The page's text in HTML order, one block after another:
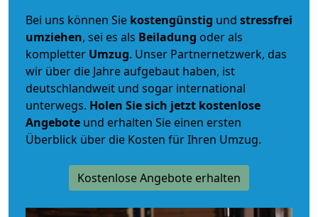
Bei uns können Sie kostengünstig und stressfrei
umziehen, sei es als Beiladung oder als
kompletter Umzug. Unser Partnernetzwerk, das
wir über die Jahre aufgebaut haben, ist
deutschlandweit und sogar international
unterwegs. Holen Sie sich jetzt kostenlose
Angebote und erhalten Sie einen ersten
Überblick über die Kosten für Ihren Umzug.
Kostenlose Angebote erhalten